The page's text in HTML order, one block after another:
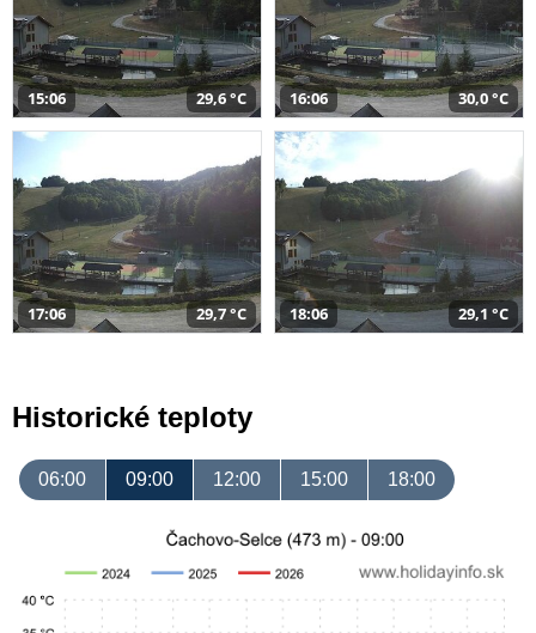
15:06 29,6 °C 16:06 30,0 °C
17:06 29,7 °C 18:06 29,1 °C
Historické teploty
06:00 09:00 12:00 15:00 18:00